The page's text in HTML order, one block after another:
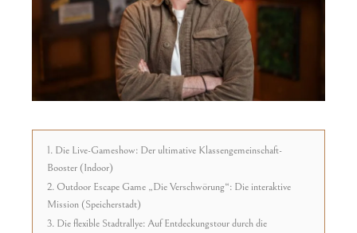
1. Die Live-Gameshow: Der ultimative Klassengemeinschaft-
Booster (Indoor)
2. Outdoor Escape Game „Die Verschwörung“: Die interaktive
Mission (Speicherstadt)
3. Die flexible Stadtrallye: Auf Entdeckungstour durch die